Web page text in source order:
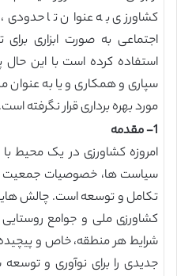
کشاورزی به عنوان تا حدودی،
اجتماعی به صورت ابزاری
استفاده کرده است با این حال
سپاری و همکاری و یا به عنوان
مورد بهره برداری قرار نگرفته است.
1- مقدمه
امروزه کشاورزی در یک محیط با
سیاست ها، خصوصیات جمعیت
تکامل و توسعه است. چالش
کشاورزی ملی و جوامع روستایی
شرایط هر منطقه، خاص و
جدیدی را برای نوآوری و